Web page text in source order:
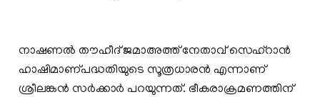
നാഷണല്‍ തൗഹീദ് ജമാഅത്ത് നേതാവ് സെഹ്‌റാൻ
ഹാഷിമാണ്പദ്ധതിയുടെ സൂത്രധാരൻ എന്നാണ്
ശ്രീലങ്കന്‍ സര്‍ക്കാര്‍ പറയുന്നത്. ഭീകരാക്രമണത്തിന്